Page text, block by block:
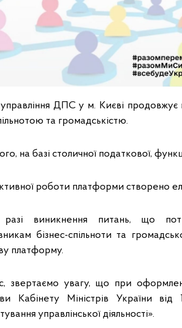
ДПС у м. Києві продовжує
та громадськістю.
на базі столичної податкової,
роботи платформи створено
виникнення питань, що
бізнес-спільноти та
платформу.
звертаємо увагу, що при
Кабінету Міністрів України
управлінської діяльності».